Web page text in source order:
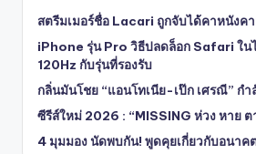
สตรีมเมอร์ชื่อ Lacari ถูกจับได้คาหนังค
iPhone รุ่น Pro วิธีปลดล็อก Safari ใน
120Hz กับรุ่นที่รองรับ
กลิ่นมันโชย “แอนโทเนีย-เป๊ก เศรณี” ก
ซีรีส์ใหม่ 2026 : “MISSING ห่วง หาย ต
4 มุมมอง นัดพบกัน! พูดคุยเกี่ยวกับอนาค